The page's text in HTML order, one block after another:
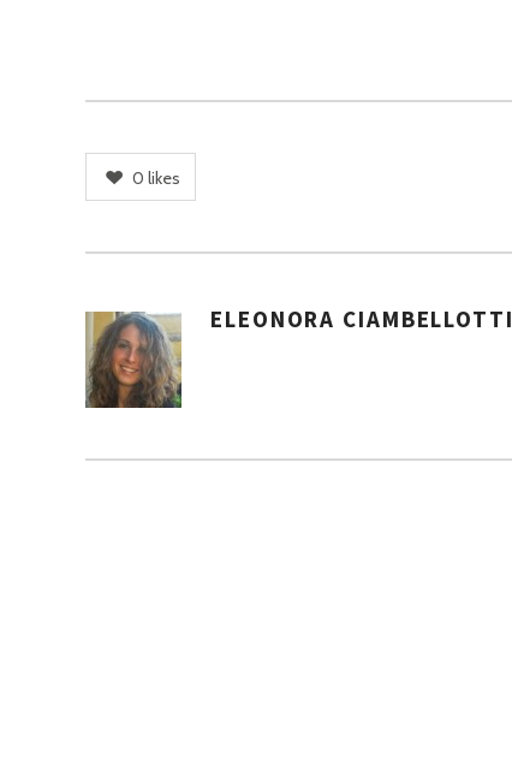
0 likes
A
E
ELEONORA CIAMBELLOTTI